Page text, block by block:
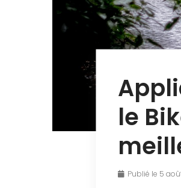
le
Publié le 5